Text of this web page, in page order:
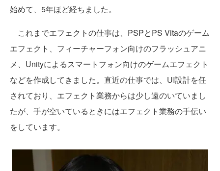
始めて、5年ほど経ちました。
これまでエフェクトの仕事は、PSPとPS Vitaのゲーム
エフェクト、フィーチャーフォン向けのフラッシュアニ
メ、Unityによるスマートフォン向けのゲームエフェクト
などを作成してきました。直近の仕事では、UI設計を任
されており、エフェクト業務からは少し遠のいていまし
たが、手が空いているときにはエフェクト業務の手伝い
をしています。